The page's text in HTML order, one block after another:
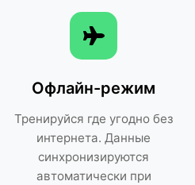
Офлайн-режим
Тренируйся где угодно без
интернета. Данные
синхронизируются
автоматически при